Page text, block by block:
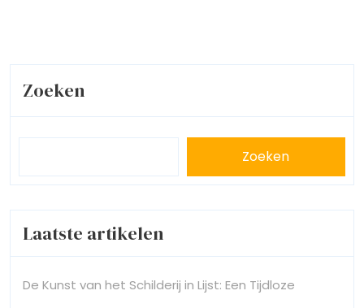
Zoeken
Zoeken
Laatste artikelen
De Kunst van het Schilderij in Lijst: Een Tijdloze